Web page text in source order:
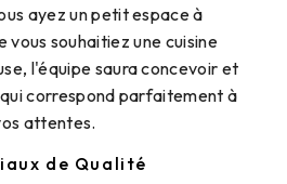
ayez un petit espace à
vous souhaitiez une cuisine
l'équipe saura concevoir et
correspond parfaitement à
attentes.
de Qualité